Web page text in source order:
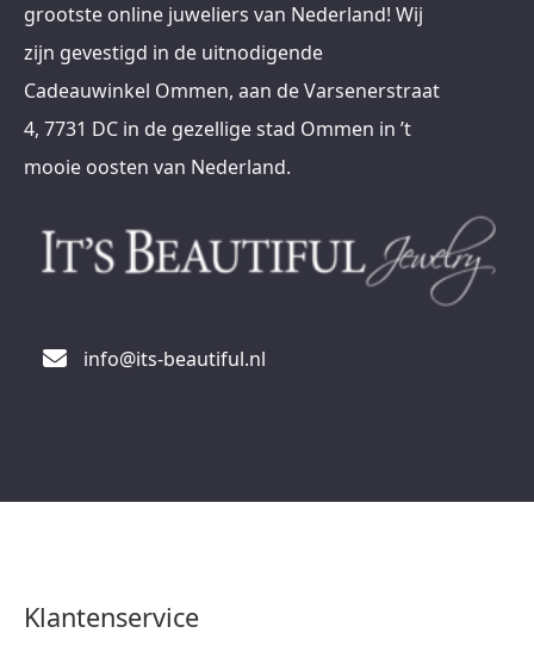
grootste online juweliers van Nederland! Wij
zijn gevestigd in de uitnodigende
Cadeauwinkel Ommen, aan de Varsenerstraat
4, 7731 DC in de gezellige stad Ommen in ’t
mooie oosten van Nederland.
info@its-beautiful.nl
Klantenservice